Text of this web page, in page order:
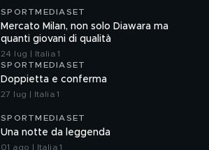
SPORTMEDIASET
Mercato Milan, non solo Diawara ma
quanti giovani di qualità
24 lug | Italia 1
SPORTMEDIASET
Doppietta e conferma
27 lug | Italia 1
SPORTMEDIASET
Una notte da leggenda
01 ago | Italia 1